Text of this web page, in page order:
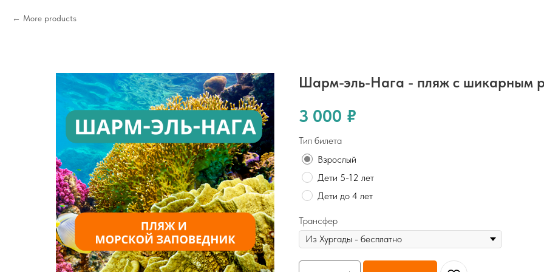
More products
Шарм-эль-Нага - пляж с шикарным
3 000 ₽
Тип билета
Взрослый
Дети 5-12 лет
Дети до 4 лет
Трансфер